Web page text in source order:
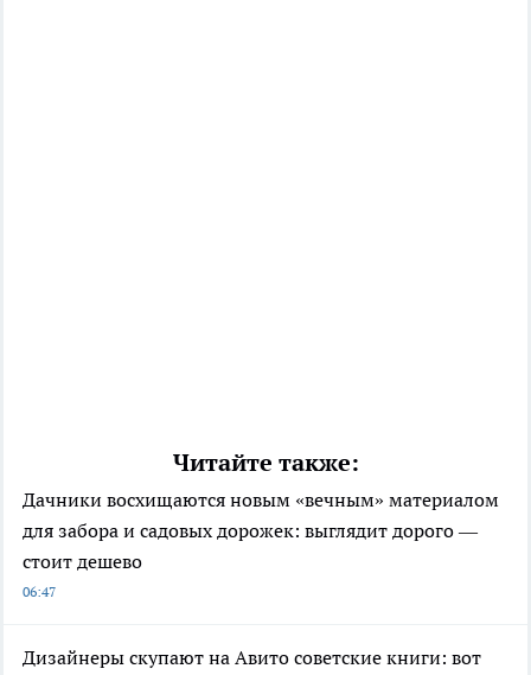
Читайте также:
Дачники восхищаются новым «вечным» материалом
для забора и садовых дорожек: выглядит дорого —
стоит дешево
06:47
Дизайнеры скупают на Авито советские книги: вот